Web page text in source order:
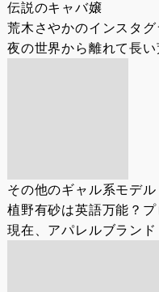
伝説のキャバ嬢
荒木さやかのインスタ
夜の世界から離れて長
その他のギャル系モデル
植野有砂は英語万能？
現在、アパレルブラン